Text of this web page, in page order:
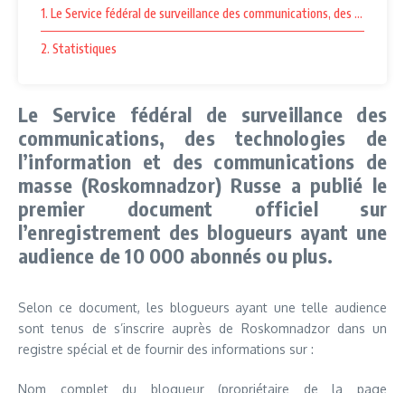
1. Le Service fédéral de surveillance des communications, des
2. Statistiques
Le Service fédéral de surveillance des
communications, des technologies de
l’information et des communications de
masse (Roskomnadzor) Russe a publié le
premier document officiel sur
l’enregistrement des blogueurs ayant une
audience de 10 000 abonnés ou plus.
Selon ce document, les blogueurs ayant une telle audience
sont tenus de s’inscrire auprès de Roskomnadzor dans un
registre spécial et de fournir des informations sur :
Nom complet du blogueur (propriétaire de la page